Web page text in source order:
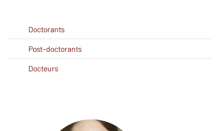
Doctorants
Post-doctorants
Docteurs